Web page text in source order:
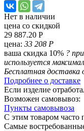
Нет в наличии
цена со скидкой
29 887.20 Р
цена: 33 208 Р
ваша скидка 10% ?
используется
Бесплатная доставка
Подробнее о доставке
Если изделие
Возможен самовывоз:
Пункты самовывоза
С этим товаром часто
Самые